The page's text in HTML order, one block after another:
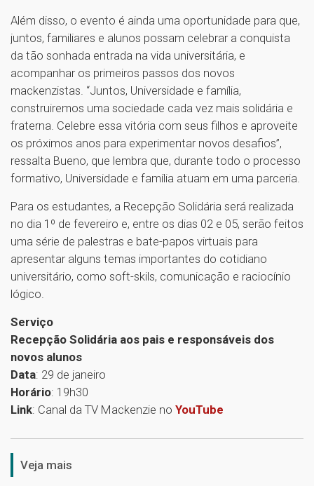
Além disso, o evento é ainda uma oportunidade para que,
juntos, familiares e alunos possam celebrar a conquista
da tão sonhada entrada na vida universitária, e
acompanhar os primeiros passos dos novos
mackenzistas. “Juntos, Universidade e família,
construiremos uma sociedade cada vez mais solidária e
fraterna. Celebre essa vitória com seus filhos e aproveite
os próximos anos para experimentar novos desafios”,
ressalta Bueno, que lembra que, durante todo o processo
formativo, Universidade e família atuam em uma parceria.
Para os estudantes, a Recepção Solidária será realizada
no dia 1º de fevereiro e, entre os dias 02 e 05, serão feitos
uma série de palestras e bate-papos virtuais para
apresentar alguns temas importantes do cotidiano
universitário, como soft-skils, comunicação e raciocínio
lógico.
Serviço
Recepção Solidária aos pais e responsáveis dos
novos alunos
Data: 29 de janeiro
Horário: 19h30
Link: Canal da TV Mackenzie no YouTube
1
Veja mais